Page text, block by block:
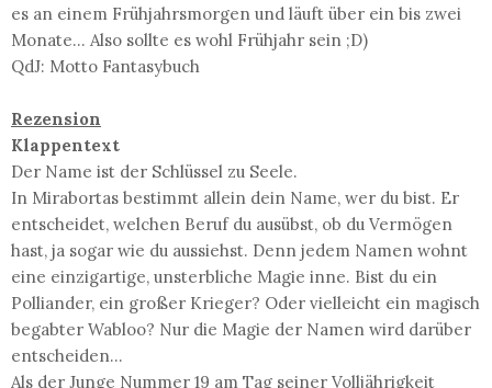
es an einem Frühjahrsmorgen und läuft über ein bis zwei
Monate... Also sollte es wohl Frühjahr sein ;D)
QdJ: Motto Fantasybuch
Rezension
Klappentext
Der Name ist der Schlüssel zu Seele.
In Mirabortas bestimmt allein dein Name, wer du bist. Er
entscheidet, welchen Beruf du ausübst, ob du Vermögen
hast, ja sogar wie du aussiehst. Denn jedem Namen wohnt
eine einzigartige, unsterbliche Magie inne. Bist du ein
Polliander, ein großer Krieger? Oder vielleicht ein magisch
begabter Wabloo? Nur die Magie der Namen wird darüber
entscheiden...
Als der Junge Nummer 19 am Tag seiner Volljährigkeit